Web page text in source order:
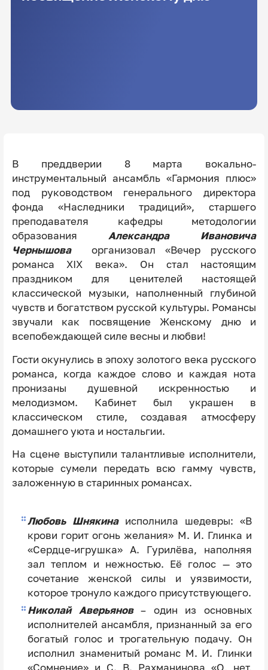
В преддверии 8 марта вокально-
инструментальный ансамбль «Гармония плюс»
под руководством генерального директора
фонда «Наследники традиций», старшего
преподавателя кафедры методологии
образования Александра Ивановича
Чернышова организовал «Вечер русского
романса XIX века». Он стал настоящим
праздником для ценителей настоящей
классической музыки, наполненный глубиной
чувств и богатством русской культуры. Романсы
звучали как посвящение Женскому дню и
всепобеждающей силе весны и любви!
Гости окунулись в эпоху золотого века русского
романса, когда каждое слово и каждая нота
пронизаны душевной искренностью и
мелодизмом. Кабинет был украшен в
классическом стиле, создавая атмосферу
домашнего уюта и ностальгии.
На сцене выступили талантливые исполнители,
которые сумели передать всю гамму чувств,
заложенную в старинных романсаx.
Любовь Шнякинаисполнила шедевры: «В
крови горит огонь желания» М. И. Глинка и
«Сердце-игрушка» А. Гурилёва, наполняя
зал теплом и нежностью. Её голос — это
сочетание женской силы и уязвимости,
которое тронуло каждого присутствующего.
Николай Аверьянов– один из основных
исполнителей ансамбля, признанный за его
богатый голос и трогательную подачу. Он
исполнил знаменитый романс М. И. Глинки
«Сомнение» и С. В. Рахманинова «О, нет,